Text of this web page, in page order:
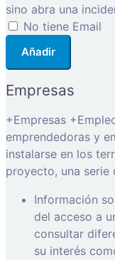
sino abra una
No tiene Email
Añadir
Empresas
+Empresas
emprendedoras y
instalarse en los
proyecto, una serie
Información
del acceso a
consultar
su interés